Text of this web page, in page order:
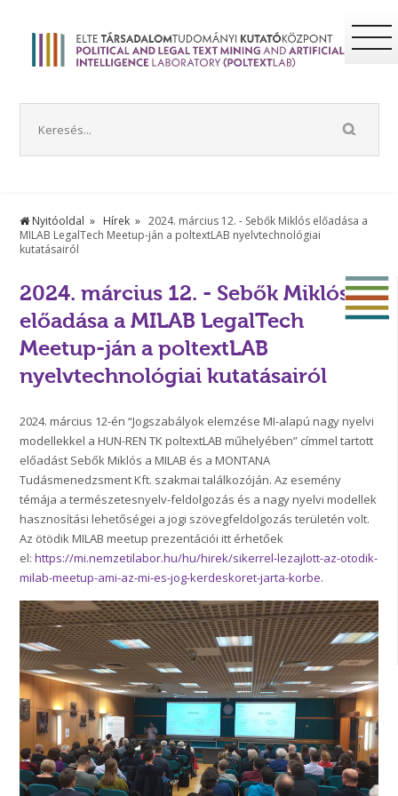
Nyitóoldal Hírek
2024. március 12. - Sebők Miklós előadása a
MILAB LegalTech Meetup-ján a poltextLAB nyelvtechnológiai
kutatásairól
2024. március 12. - Sebők Miklós
előadása a MILAB LegalTech
Meetup-ján a poltextLAB
nyelvtechnológiai kutatásairól
2024. március 12-én “Jogszabályok elemzése MI-alapú nagy nyelvi
modellekkel a HUN-REN TK poltextLAB műhelyében” címmel tartott
előadást Sebők Miklós a MILAB és a MONTANA
Tudásmenedzsment Kft. szakmai találkozóján. Az esemény
témája a természetesnyelv-feldolgozás és a nagy nyelvi modellek
hasznosítási lehetőségei a jogi szövegfeldolgozás területén volt.
Az ötödik MILAB meetup prezentációi itt érhetőek
el:https://mi.nemzetilabor.hu/hu/hirek/sikerrel-lezajlott-az-otodik-
milab-meetup-ami-az-mi-es-jog-kerdeskoret-jarta-korbe.